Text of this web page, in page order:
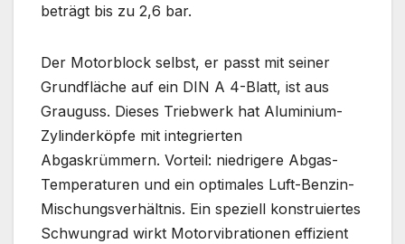
beträgt bis zu 2,6 bar.
Der Motorblock selbst, er passt mit seiner
Grundfläche auf ein DIN A 4-Blatt, ist aus
Grauguss. Dieses Triebwerk hat Aluminium-
Zylinderköpfe mit integrierten
Abgaskrümmern. Vorteil: niedrigere Abgas-
Temperaturen und ein optimales Luft-Benzin-
Mischungsverhältnis. Ein speziell konstruiertes
Schwungrad wirkt Motorvibrationen effizient